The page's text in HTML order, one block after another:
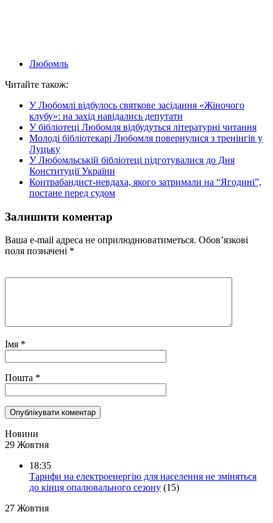
Любомль
Читайте також:
У Любомлі відбулось святкове засідання «Жіночого
клубу»: на захід навідались депутати
У бібліотеці Любомля відбудуться літературні читання
Молоді бібліотекарі Любомля повернулися з тренінгів у
Луцьку
У Любомльській бібліотеці підготувалися до Дня
Конституції України
Контрабандист-невдаха, якого затримали на “Ягодині”,
постане перед судом
Залишити коментар
Ваша e-mail адреса не оприлюднюватиметься. Обов’язкові
поля позначені *
Імя *
Пошта *
Новини
29 Жовтня
18:35
Тарифи на електроенергію для населення не зміняться
до кінця опалювального сезону (15)
27 Жовтня